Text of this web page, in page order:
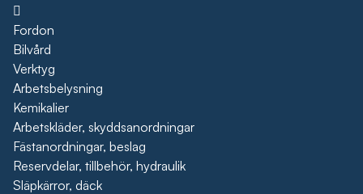
Öppna
Fordon
Bilvård
Verktyg
Arbetsbelysning
Kemikalier
Arbetskläder, skyddsanordningar
Fästanordningar, beslag
Reservdelar, tillbehör, hydraulik
Släpkärror, däck